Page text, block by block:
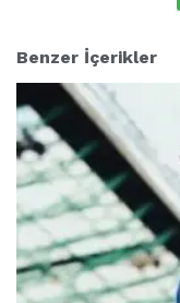
Benzer İçerikler